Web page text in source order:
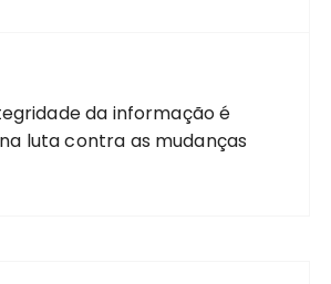
da informação é
luta contra as mudanças